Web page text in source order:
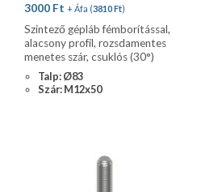
3000 Ft + Áfa (3810Ft)
Szintező gépláb fémborítással,
alacsony profil, rozsdamentes
menetes szár, csuklós (30°)
Talp: Ø83
Szár: M12x50